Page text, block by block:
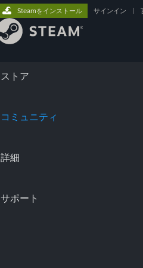
ストア
コミュニティ
詳細
サポート
Steamをインストール サインイン